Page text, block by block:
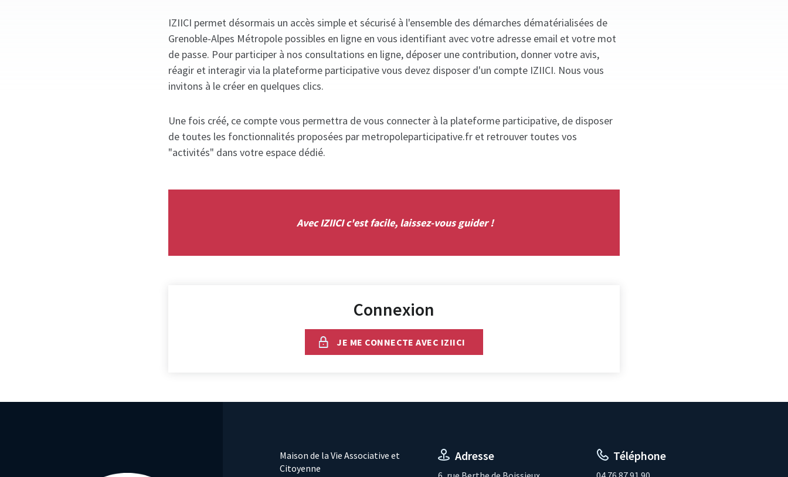
IZIICI permet désormais un accès simple et sécurisé à l'ensemble des démarches dématérialisées de
Grenoble-Alpes Métropole possibles en ligne en vous identifiant avec votre adresse email et votre mot
de passe. Pour participer à nos consultations en ligne, déposer une contribution, donner votre avis,
réagir et interagir via la plateforme participative vous devez disposer d'un compte IZIICI. Nous vous
invitons à le créer en quelques clics.
Une fois créé, ce compte vous permettra de vous connecter à la plateforme participative, de disposer
de toutes les fonctionnalités proposées par metropoleparticipative.fr et retrouver toutes vos
"activités" dans votre espace dédié.
Avec IZIICI c'est facile, laissez-vous guider !
Connexion
JE ME CONNECTE AVEC IZIICI
Maison de la Vie Associative et
Citoyenne
Adresse Téléphone